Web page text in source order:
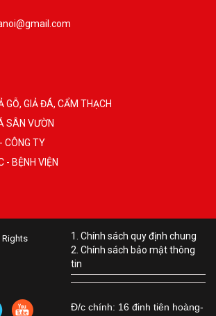
GỖ, GIẢ ĐÁ, CẨM THẠCH
SÂN VƯỜN
CÔNG TY
- BỆNH VIỆN
Rights
1. Chính sách quy định chung
2. Chính sách bảo mật thông
tin
Đ/c chính: 16 đinh tiên hoàng-